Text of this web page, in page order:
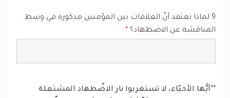
9 لماذا تعتقد أنّ العلاقات بين المؤمنين مذكورة في وسط
المناقشة عن الاضطهاد؟ *
’’أيُّها الأحبّاء، لا تستغربوا نار الاضّطهاد المشتعلة